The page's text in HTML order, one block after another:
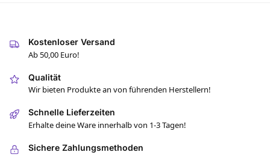
Kostenloser Versand
Ab 50,00 Euro!
Qualität
Wir bieten Produkte an von führenden Herstellern!
Schnelle Lieferzeiten
Erhalte deine Ware innerhalb von 1-3 Tagen!
Sichere Zahlungsmethoden